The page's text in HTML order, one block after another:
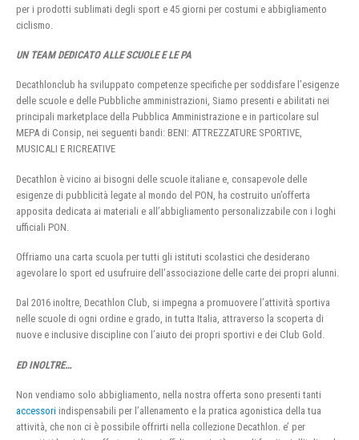
per i prodotti sublimati degli sport e 45 giorni per costumi e abbigliamento
ciclismo.
UN TEAM DEDICATO ALLE SCUOLE E LE PA
Decathlonclub ha sviluppato competenze specifiche per soddisfare l’esigenze
delle scuole e delle Pubbliche amministrazioni, Siamo presenti e abilitati nei
principali marketplace della Pubblica Amministrazione e in particolare sul
MEPA di Consip, nei seguenti bandi: BENI: ATTREZZATURE SPORTIVE,
MUSICALI E RICREATIVE
Decathlon è vicino ai bisogni delle scuole italiane e, consapevole delle
esigenze di pubblicità legate al mondo del PON, ha costruito un’offerta
apposita dedicata ai materiali e all’abbigliamento personalizzabile con i loghi
ufficiali PON.
Offriamo una carta scuola per tutti gli istituti scolastici che desiderano
agevolare lo sport ed usufruire dell’associazione delle carte dei propri alunni.
Dal 2016 inoltre, Decathlon Club, si impegna a promuovere l’attività sportiva
nelle scuole di ogni ordine e grado, in tutta Italia, attraverso la scoperta di
nuove e inclusive discipline con l’aiuto dei propri sportivi e dei Club Gold.
ED INOLTRE…
Non vendiamo solo abbigliamento, nella nostra offerta sono presenti tanti
accessori indispensabili per l’allenamento e la pratica agonistica della tua
attività, che non ci è possibile offrirti nella collezione Decathlon. e’ per